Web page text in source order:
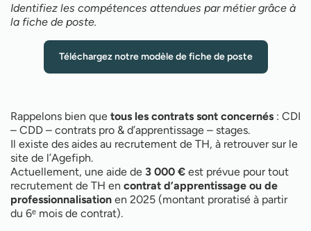
Identifiez les compétences attendues par métier grâce à
la fiche de poste.
Téléchargez notre modèle de fiche de poste
Rappelons bien que tous les contrats sont concernés : CDI
– CDD – contrats pro & d’apprentissage – stages.
Il existe des aides au recrutement de TH, à retrouver sur le
site de l’Agefiph.
Actuellement, une aide de 3 000 € est prévue pour tout
recrutement de TH en contrat d’apprentissage ou de
professionnalisation en 2025 (montant proratisé à partir
du 6ᵉ mois de contrat).